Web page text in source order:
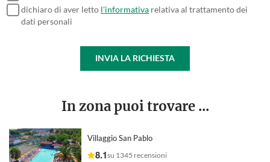
dichiaro di aver letto l'informativa relativa al trattamento dei
dati personali
INVIA LA RICHIESTA
In zona puoi trovare ...
Villaggio San Pablo
8.1su 1345 recensioni